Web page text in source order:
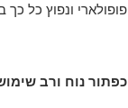
פופולארי ונפוץ כל
כפתור נוח ורב